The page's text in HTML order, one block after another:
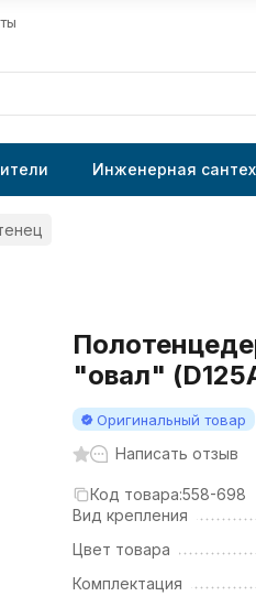
Инженерная
"овал"
Оригинальный товар
Написать отзыв
Код товара:558-698
Вид крепления
Цвет товара
Комплектация